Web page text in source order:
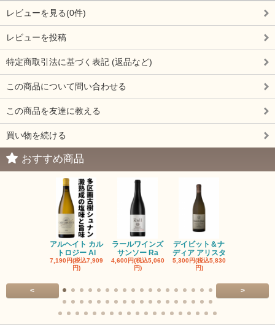
レビューを見る(0件)
レビューを投稿
特定商取引法に基づく表記 (返品など)
この商品について問い合わせる
この商品を友達に教える
買い物を続ける
おすすめ商品
アルヘイト カル
トロジー Al
7,190円(税込7,909
円)
ラールワインズ
サンソー Ra
4,600円(税込5,060
円)
デイビット＆ナ
ディア アリスタ
5,300円(税込5,830
円)
< >